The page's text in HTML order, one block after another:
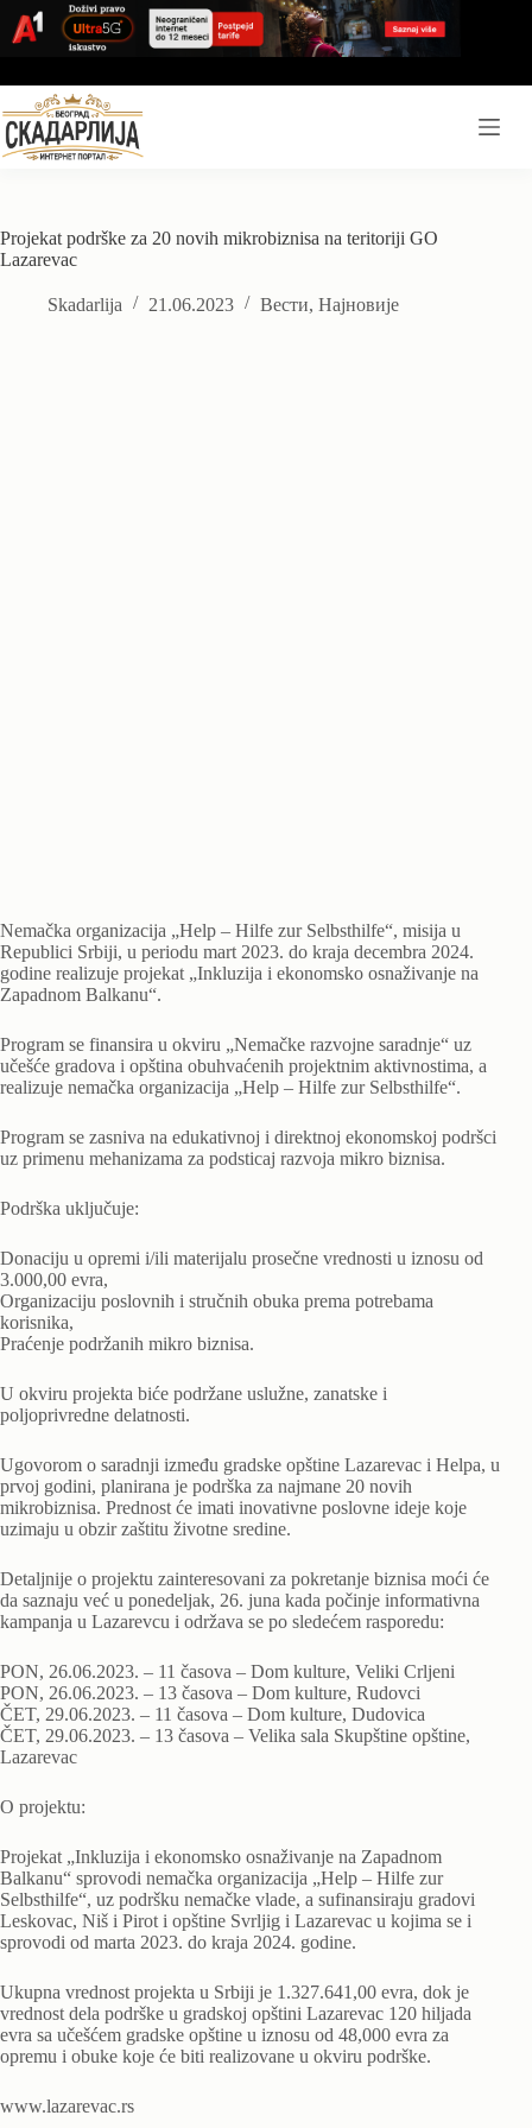
Projekat podrške za 20 novih mikrobiznisa na teritoriji GO
Lazarevac
Skadarlija 21.06.2023 Вести, Најновије
Nemačka organizacija „Help – Hilfe zur Selbsthilfe“, misija u
Republici Srbiji, u periodu mart 2023. do kraja decembra 2024.
godine realizuje projekat „Inkluzija i ekonomsko osnaživanje na
Zapadnom Balkanu“.
Program se finansira u okviru „Nemačke razvojne saradnje“ uz
učešće gradova i opština obuhvaćenih projektnim aktivnostima, a
realizuje nemačka organizacija „Help – Hilfe zur Selbsthilfe“.
Program se zasniva na edukativnoj i direktnoj ekonomskoj podršci
uz primenu mehanizama za podsticaj razvoja mikro biznisa.
Podrška uključuje:
Donaciju u opremi i/ili materijalu prosečne vrednosti u iznosu od
3.000,00 evra,
Organizaciju poslovnih i stručnih obuka prema potrebama
korisnika,
Praćenje podržanih mikro biznisa.
U okviru projekta biće podržane uslužne, zanatske i
poljoprivredne delatnosti.
Ugovorom o saradnji između gradske opštine Lazarevac i Helpa, u
prvoj godini, planirana je podrška za najmane 20 novih
mikrobiznisa. Prednost će imati inovativne poslovne ideje koje
uzimaju u obzir zaštitu životne sredine.
Detaljnije o projektu zainteresovani za pokretanje biznisa moći će
da saznaju već u ponedeljak, 26. juna kada počinje informativna
kampanja u Lazarevcu i održava se po sledećem rasporedu:
PON, 26.06.2023. – 11 časova – Dom kulture, Veliki Crljeni
PON, 26.06.2023. – 13 časova – Dom kulture, Rudovci
ČET, 29.06.2023. – 11 časova – Dom kulture, Dudovica
ČET, 29.06.2023. – 13 časova – Velika sala Skupštine opštine,
Lazarevac
O projektu:
Projekat „Inkluzija i ekonomsko osnaživanje na Zapadnom
Balkanu“ sprovodi nemačka organizacija „Help – Hilfe zur
Selbsthilfe“, uz podršku nemačke vlade, a sufinansiraju gradovi
Leskovac, Niš i Pirot i opštine Svrljig i Lazarevac u kojima se i
sprovodi od marta 2023. do kraja 2024. godine.
Ukupna vrednost projekta u Srbiji je 1.327.641,00 evra, dok je
vrednost dela podrške u gradskoj opštini Lazarevac 120 hiljada
evra sa učešćem gradske opštine u iznosu od 48,000 evra za
opremu i obuke koje će biti realizovane u okviru podrške.
www.lazarevac.rs